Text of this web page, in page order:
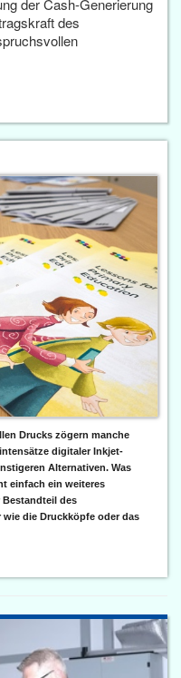
der Cash-Generierung
des
Drucks zögern manche
digitaler Inkjet-
Alternativen. Was
einfach ein weiteres
Bestandteil des
die Druckköpfe oder das